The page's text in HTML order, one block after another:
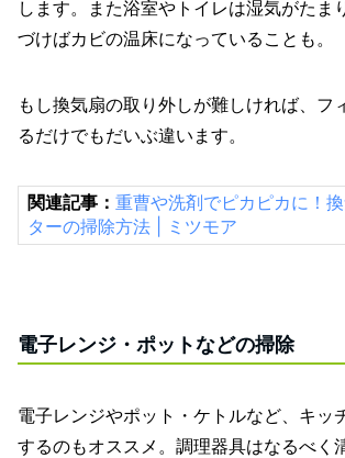
します。また浴室やトイレは湿気がたま
づけばカビの温床になっていることも。
もし換気扇の取り外しが難しければ、フ
るだけでもだいぶ違います。
関連記事： 重曹や洗剤でピカピカに！
ターの掃除方法 | ミツモア
電子レンジ・ポットなどの掃除
電子レンジやポット・ケトルなど、キッ
するのもオススメ。調理器具はなるべく